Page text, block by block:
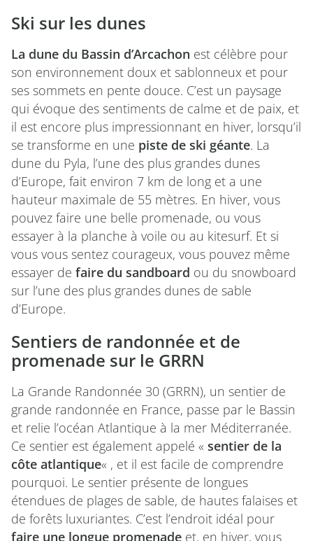
Ski sur les dunes
La dune du Bassin d’Arcachon est célèbre pour
son environnement doux et sablonneux et pour
ses sommets en pente douce. C’est un paysage
qui évoque des sentiments de calme et de paix, et
il est encore plus impressionnant en hiver, lorsqu’il
se transforme en une piste de ski géante. La
dune du Pyla, l’une des plus grandes dunes
d’Europe, fait environ 7 km de long et a une
hauteur maximale de 55 mètres. En hiver, vous
pouvez faire une belle promenade, ou vous
essayer à la planche à voile ou au kitesurf. Et si
vous vous sentez courageux, vous pouvez même
essayer de faire du sandboard ou du snowboard
sur l’une des plus grandes dunes de sable
d’Europe.
Sentiers de randonnée et de
promenade sur le GRRN
La Grande Randonnée 30 (GRRN), un sentier de
grande randonnée en France, passe par le Bassin
et relie l’océan Atlantique à la mer Méditerranée.
Ce sentier est également appelé « sentier de la
côte atlantique« , et il est facile de comprendre
pourquoi. Le sentier présente de longues
étendues de plages de sable, de hautes falaises et
de forêts luxuriantes. C’est l’endroit idéal pour
faire une longue promenade et, en hiver, vous